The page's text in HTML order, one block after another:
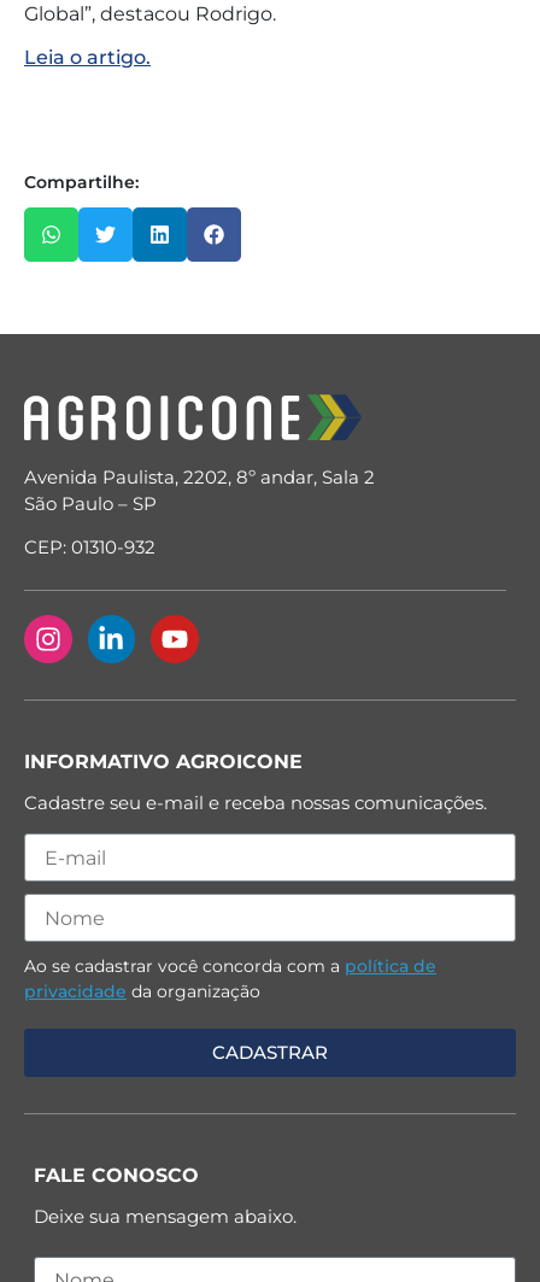
Global”, destacou Rodrigo.
Leia o artigo.
Compartilhe:
Avenida Paulista, 2202, 8º andar, Sala 2
São Paulo – SP
CEP: 01310-932
INFORMATIVO AGROICONE
Cadastre seu e-mail e receba nossas comunicações.
Ao se cadastrar você concorda com a política de
privacidade da organização
FALE CONOSCO
Deixe sua mensagem abaixo.